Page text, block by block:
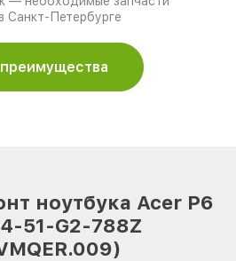
Санкт-Петербурге
ноутбука Acer P6
51-G2-788Z